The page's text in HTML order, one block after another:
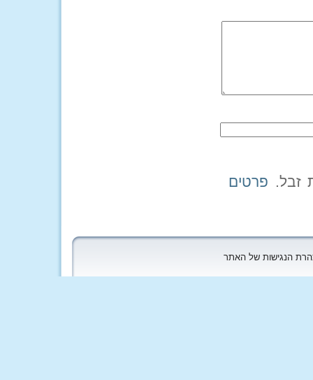
פרטים
הנגישות של האתר